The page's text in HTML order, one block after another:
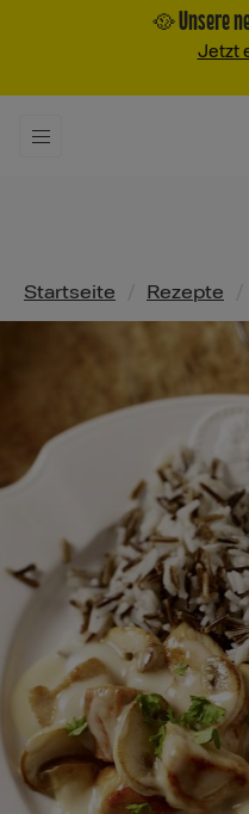
🥘 Unsere
Jetzt
Pfadnavigation
Startseite Rezepte